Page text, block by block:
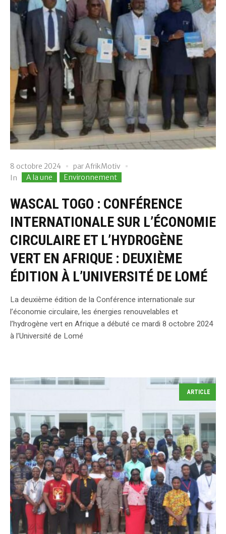
8 octobre 2024 parAfrikMotiv
In
A la une Environnement
WASCAL TOGO : CONFÉRENCE
INTERNATIONALE SUR L’ÉCONOMIE
CIRCULAIRE ET L’HYDROGÈNE
VERT EN AFRIQUE : DEUXIÈME
ÉDITION À L’UNIVERSITÉ DE LOMÉ
La deuxième édition de la Conférence internationale sur
l’économie circulaire, les énergies renouvelables et
l’hydrogène vert en Afrique a débuté ce mardi 8 octobre 2024
à l’Université de Lomé
ARTICLE